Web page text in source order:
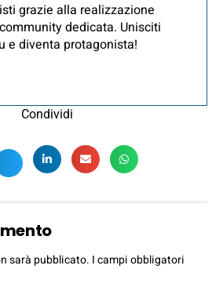
grazie alla realizzazione
dedicata. Unisciti
e diventa protagonista!
Condividi
sarà pubblicato. I campi obbligatori